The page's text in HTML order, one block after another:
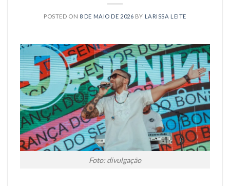
POSTED ON 8 DE MAIO DE 2026 BY LARISSA LEITE
Foto: divulgação